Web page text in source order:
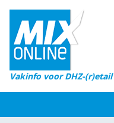
Vakinfo voor DHZ-(r)etail
Home
Magazines
DHZ Sessie